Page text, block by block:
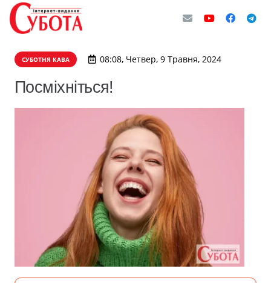
СУБОТНЯ КАВА 08:08, Четвер, 9 Травня, 2024
Посміхніться!